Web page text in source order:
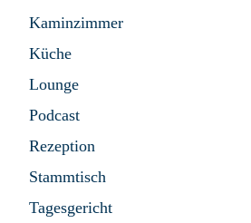
Kaminzimmer
Küche
Lounge
Podcast
Rezeption
Stammtisch
Tagesgericht